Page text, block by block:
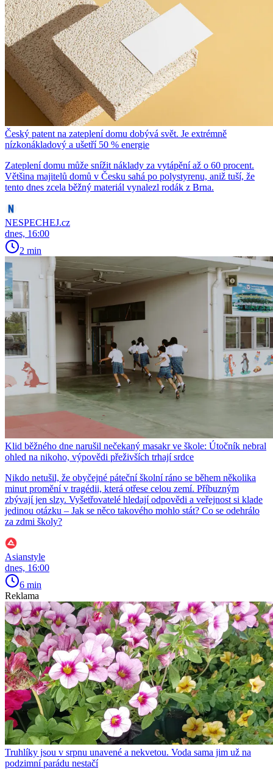
Český patent na zateplení domu dobývá svět. Je extrémně
nízkonákladový a ušetří 50 % energie
Zateplení domu může snížit náklady za vytápění až o 60 procent.
Většina majitelů domů v Česku sahá po polystyrenu, aniž tuší, že
tento dnes zcela běžný materiál vynalezl rodák z Brna.
NESPECHEJ.cz
dnes, 16:00
2 min
Klid běžného dne narušil nečekaný masakr ve škole: Útočník nebral
ohled na nikoho, výpovědi přeživších trhají srdce
Nikdo netušil, že obyčejné páteční školní ráno se během několika
minut promění v tragédii, která otřese celou zemí. Příbuzným
zbývají jen slzy. Vyšetřovatelé hledají odpovědi a veřejnost si klade
jedinou otázku – Jak se něco takového mohlo stát? Co se odehrálo
za zdmi školy?
Asianstyle
dnes, 16:00
6 min
Reklama
Truhlíky jsou v srpnu unavené a nekvetou. Voda sama jim už na
podzimní parádu nestačí